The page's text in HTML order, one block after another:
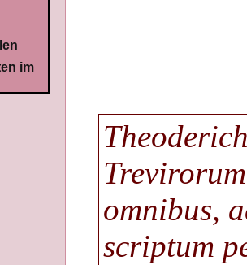
im
omnibus,
scriptum